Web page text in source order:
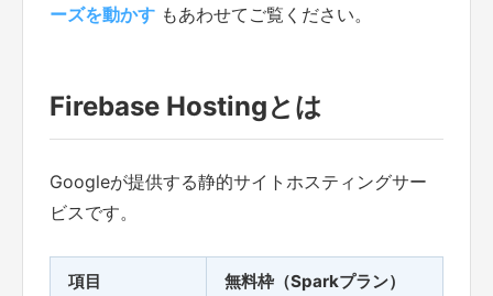
ーズを動かす もあわせてご覧ください。
Firebase Hostingとは
Googleが提供する静的サイトホスティングサー
ビスです。
項目 無料枠（Sparkプラン）